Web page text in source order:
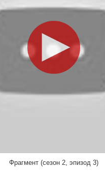
Фрагмент (сезон 2, эпизод 3)